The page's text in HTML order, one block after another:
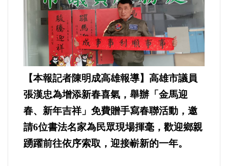
運動/體育/休閒/育樂
婦女/孩童
【本報記者陳明成高雄報導】高雄市議員
張漢忠為增添新春喜氣，舉辦「金馬迎
春、新年吉祥」免費贈手寫春聯活動，邀
請6位書法名家為民眾現場揮毫，歡迎鄉親
踴躍前往依序索取，迎接嶄新的一年。